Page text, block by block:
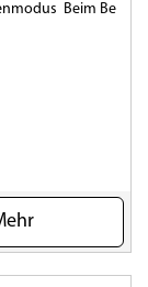
 Beim Be